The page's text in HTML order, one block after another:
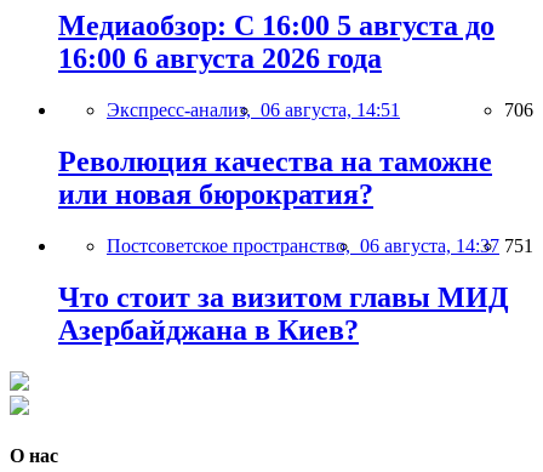
Медиаобзор: С 16:00 5 августа до
16:00 6 августа 2026 года
Экспресс-анализ, 06 августа, 14:51 706
Революция качества на таможне
или новая бюрократия?
Постсоветское пространство, 06 августа, 14:37 751
Что стоит за визитом главы МИД
Азербайджана в Киев?
О нас